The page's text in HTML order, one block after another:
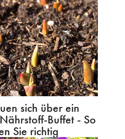
sich über ein
Buffet - So
Sie richtig